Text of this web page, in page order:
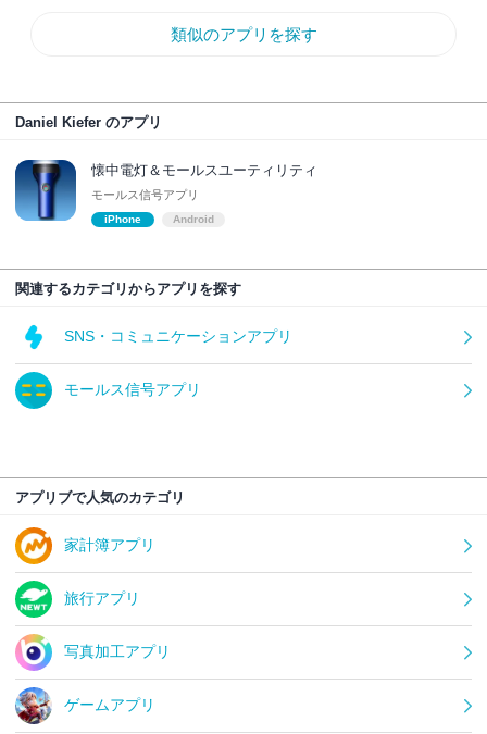
類似のアプリを探す
Daniel Kiefer のアプリ
懐中電灯＆モールスユーティリティ
モールス信号アプリ
iPhone Android
関連するカテゴリからアプリを探す
SNS・コミュニケーションアプリ
モールス信号アプリ
アプリブで人気のカテゴリ
家計簿アプリ
旅行アプリ
写真加工アプリ
ゲームアプリ